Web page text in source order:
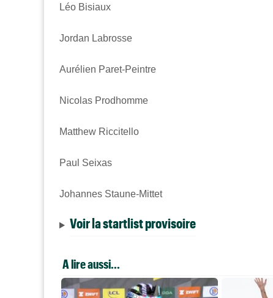
Léo Bisiaux
Jordan Labrosse
Aurélien Paret-Peintre
Nicolas Prodhomme
Matthew Riccitello
Paul Seixas
Johannes Staune-Mittet
Voir la startlist provisoire
A lire aussi...